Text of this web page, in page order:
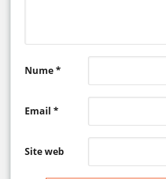
Nume*
Email *
Site web